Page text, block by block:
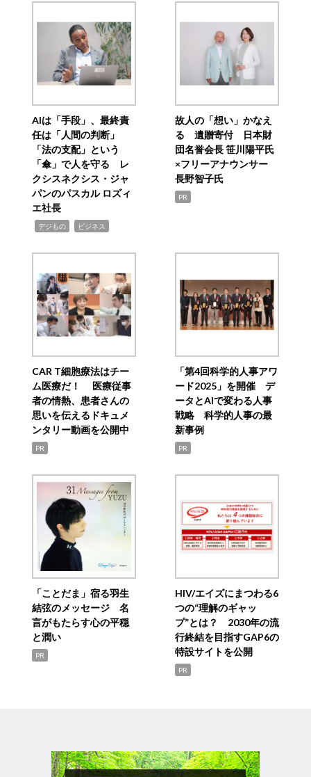
AIは「手段」、最終責
任は「人間の判断」
「法の支配」という
「傘」で人を守る レ
クシスネクシス・ジャ
パンのパスカル ロズィ
エ社長
デジもの ビジネス
故人の「想い」かなえ
る 遺贈寄付 日本財
団名誉会長 笹川陽平氏
×フリーアナウンサー
長野智子氏
PR
CAR T細胞療法はチー
ム医療だ！ 医療従事
者の情熱、患者さんの
思いを伝えるドキュメ
ンタリー動画を公開中
PR
「第4回科学的人事アワ
ード2025」を開催 デ
ータとAIで変わる人事
戦略 科学的人事の最
新事例
PR
「ことだま」宿る羽生
結弦のメッセージ 名
言がもたらす心の平穏
と潤い
PR
HIV/エイズにまつわる6
つの“理解のギャッ
プ”とは？ 2030年の流
行終結を目指すGAP6の
特設サイトを公開
PR